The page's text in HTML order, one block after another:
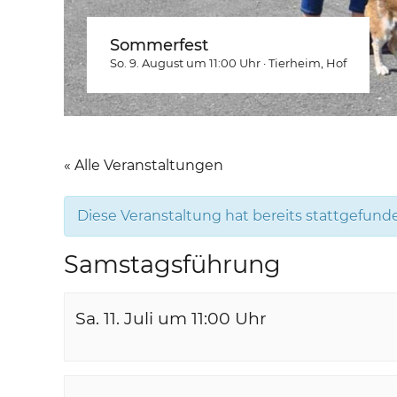
Sommerfest
So. 9. August um 11:00 Uhr ·Tierheim , Hof
« Alle Veranstaltungen
Diese Veranstaltung hat bereits
Samstagsführung
Sa. 11. Juli um 11:00 Uhr